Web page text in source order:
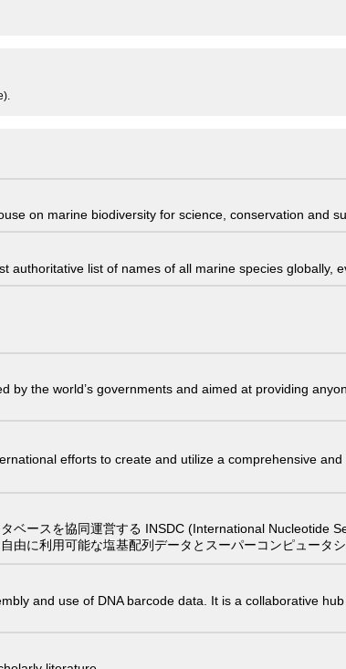
on marine biodiversity for science, conservation and
list of names of all marine species globally,
by the world’s governments and aimed at providing
efforts to create and utilize a comprehensive
ベースを協同運営する INSDC (International Nucleotide
に利用可能な塩基配列データとスーパーコンピュータシ
and use of DNA barcode data. It is a collaborative